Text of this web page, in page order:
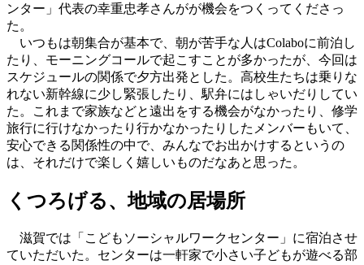
ンター」代表の幸重忠孝さんがが機会をつくってくださっ
た。
いつもは朝集合が基本で、朝が苦手な人はColaboに前泊し
たり、モーニングコールで起こすことが多かったが、今回は
スケジュールの関係で夕方出発とした。高校生たちは乗りな
れない新幹線に少し緊張したり、駅弁にはしゃいだりしてい
た。これまで家族などと遠出をする機会がなかったり、修学
旅行に行けなかったり行かなかったりしたメンバーもいて、
安心できる関係性の中で、みんなでお出かけするというの
は、それだけで楽しく嬉しいものだなあと思った。
くつろげる、地域の居場所
滋賀では「こどもソーシャルワークセンター」に宿泊させ
ていただいた。センターは一軒家で小さい子どもが遊べる部